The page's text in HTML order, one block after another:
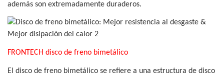
además son extremadamente duraderos.
FRONTECH disco de freno bimetálico
El disco de freno bimetálico se refiere a una estructura de disco